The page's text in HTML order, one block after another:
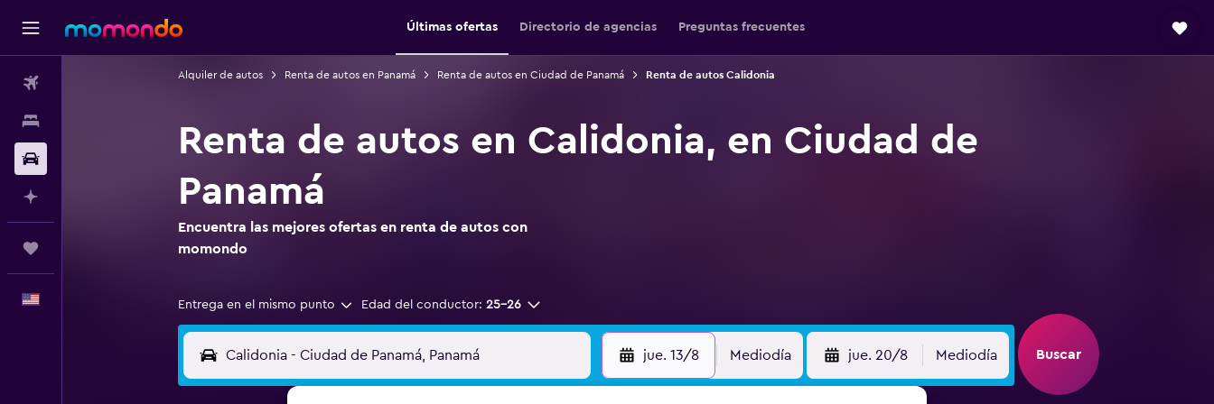
Últimas ofertas Directorio de agencias Preguntas frecuentes
Alquiler de autos Renta de autos en Panamá Renta de autos en Ciudad de Panamá Renta de autos Calidonia
Renta de autos en Calidonia, en Ciudad de
Panamá
Encuentra las mejores ofertas en renta de autos con
momondo
Entrega en el mismo punto Edad del conductor: 25-26
jue. 13/8 Mediodía jue. 20/8 Mediodía Buscar